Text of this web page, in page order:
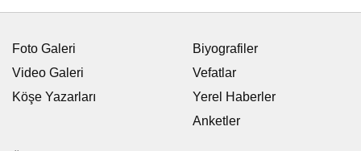
Foto Galeri
Video Galeri
Köşe Yazarları
Biyografiler
Vefatlar
Yerel Haberler
Anketler